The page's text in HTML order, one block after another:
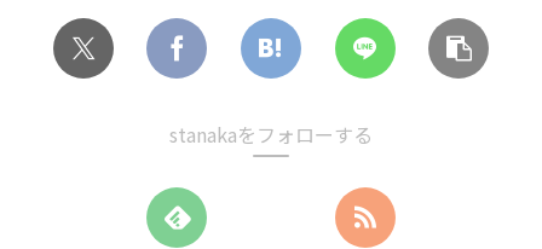
stanakaをフォローする